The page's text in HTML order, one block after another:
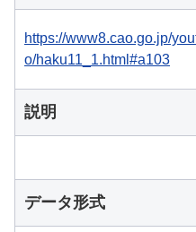
https://www8.cao.go.jp/
o/haku11_1.html#a103
説明
データ形式